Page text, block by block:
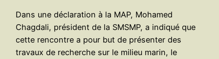
Dans une déclaration à la MAP, Mohamed
Chagdali, président de la SMSMP, a indiqué que
cette rencontre a pour but de présenter des
travaux de recherche sur le milieu marin, le